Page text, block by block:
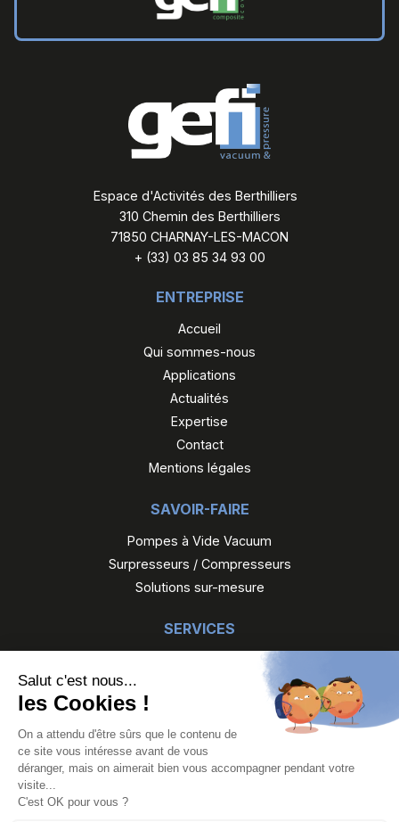
Espace d'Activités des Berthilliers
310 Chemin des Berthilliers
71850 CHARNAY-LES-MACON
+ (33) 03 85 34 93 00
ENTREPRISE
Accueil
Qui sommes-nous
Applications
Actualités
Expertise
Contact
Mentions légales
SAVOIR-FAIRE
Pompes à Vide Vacuum
Surpresseurs / Compresseurs
Solutions sur-mesure
SERVICES
NOS PRODUITS
Surpresseurs / Compresseurs